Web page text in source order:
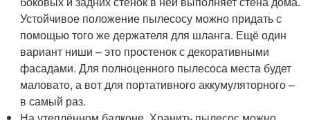
Устойчивое положение пылесосу можно придать с
помощью того же держателя для шланга. Ещё один
вариант ниши – это простенок с декоративными
фасадами. Для полноценного пылесоса места будет
маловато, а вот для портативного аккумуляторного –
в самый раз.